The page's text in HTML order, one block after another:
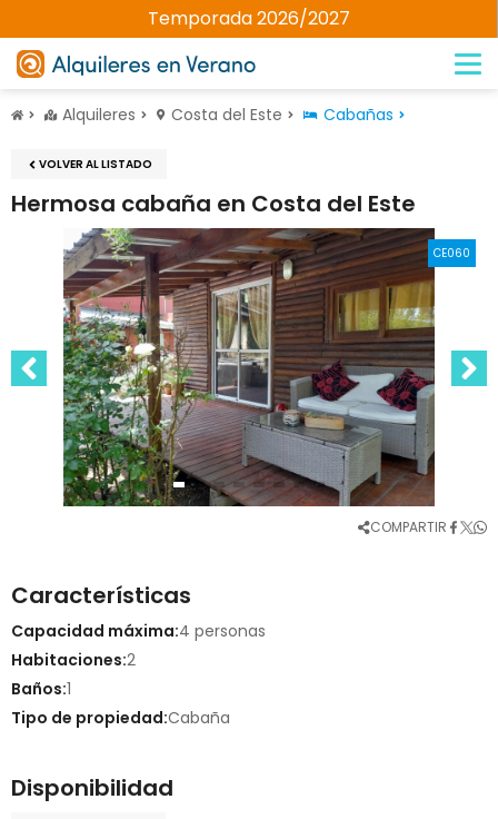
Temporada 2026/2027
Alquileres Costa del Este Cabañas
VOLVER AL LISTADO
Hermosa cabaña en Costa del Este
CE060
COMPARTIR
Características
Capacidad máxima:4 personas
Habitaciones:2
Baños:1
Tipo de propiedad:Cabaña
Disponibilidad